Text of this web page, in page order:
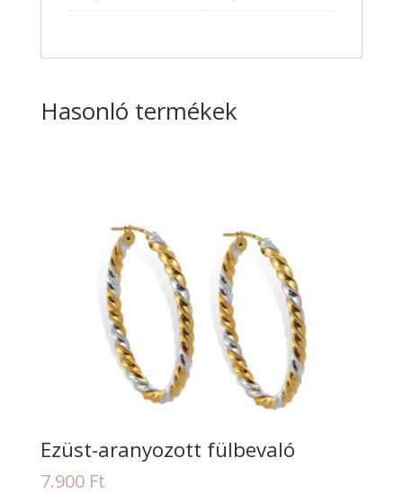
Hasonló termékek
Ezüst-aranyozott fülbevaló
7.900 Ft